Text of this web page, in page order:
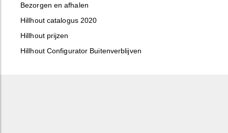
Bezorgen en afhalen
Hillhout catalogus 2020
Hillhout prijzen
Hillhout Configurator Buitenverblijven